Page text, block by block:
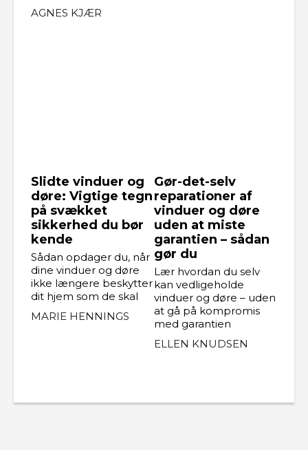
AGNES KJÆR
Slidte vinduer og
døre: Vigtige tegn
på svækket
sikkerhed du bør
kende
Sådan opdager du, når
dine vinduer og døre
ikke længere beskytter
dit hjem som de skal
MARIE HENNINGS
Gør-det-selv
reparationer af
vinduer og døre
uden at miste
garantien – sådan
gør du
Lær hvordan du selv
kan vedligeholde
vinduer og døre – uden
at gå på kompromis
med garantien
ELLEN KNUDSEN